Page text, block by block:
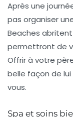
Après une
pas organiser
Beaches abritent
permettront de
Offrir à votre
belle façon de
vous.
Spa et soins